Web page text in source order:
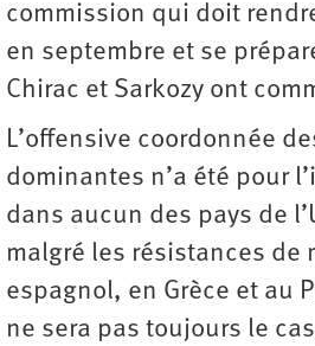
commission qui doit
en septembre et se
Chirac et Sarkozy ont
L’offensive coordonnée
dominantes n’a été pour
dans aucun des pays de
malgré les résistances de
espagnol, en Grèce et au
ne sera pas toujours le